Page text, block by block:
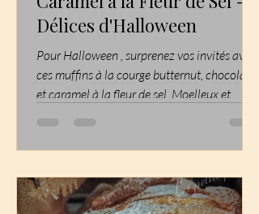
Délices d'Halloween
Pour Halloween , surprenez vos invités avec
ces muffins à la courge butternut, chocolat
et caramel à la fleur de sel. Moelleux et...